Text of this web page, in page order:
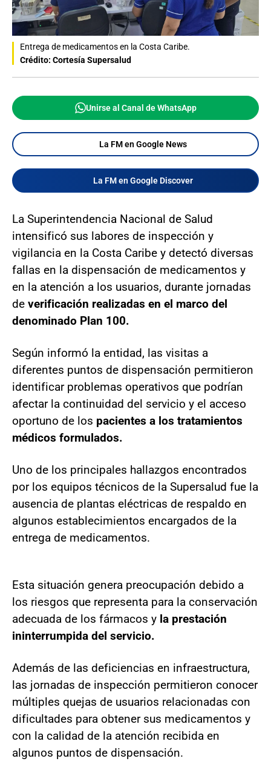
Entrega de medicamentos en la Costa Caribe.
Crédito: Cortesía Supersalud
Unirse al Canal de WhatsApp
La FM en Google News
La FM en Google Discover
La Superintendencia Nacional de Salud
intensificó sus labores de inspección y
vigilancia en la Costa Caribe y detectó diversas
fallas en la dispensación de medicamentos y
en la atención a los usuarios, durante jornadas
de verificación realizadas en el marco del
denominado Plan 100.
Según informó la entidad, las visitas a
diferentes puntos de dispensación permitieron
identificar problemas operativos que podrían
afectar la continuidad del servicio y el acceso
oportuno de los pacientes a los tratamientos
médicos formulados.
Uno de los principales hallazgos encontrados
por los equipos técnicos de la Supersalud fue la
ausencia de plantas eléctricas de respaldo en
algunos establecimientos encargados de la
entrega de medicamentos.
Esta situación genera preocupación debido a
los riesgos que representa para la conservación
adecuada de los fármacos y la prestación
ininterrumpida del servicio.
Además de las deficiencias en infraestructura,
las jornadas de inspección permitieron conocer
múltiples quejas de usuarios relacionadas con
dificultades para obtener sus medicamentos y
con la calidad de la atención recibida en
algunos puntos de dispensación.